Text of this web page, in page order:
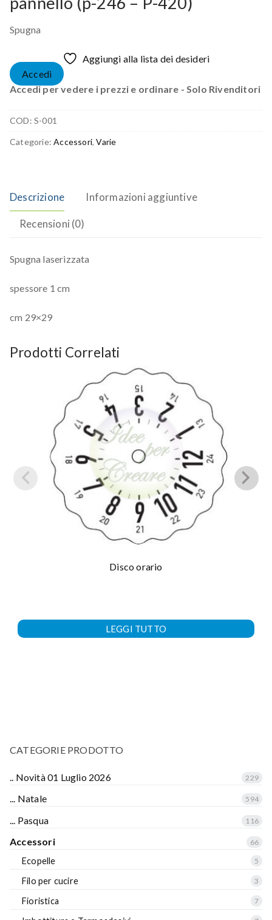
Spugna
Aggiungi alla lista dei desideri
Accedi
Accedi per vedere i prezzi e ordinare - Solo Rivenditori
COD: S-001
Categorie:Accessori,Varie
Descrizione Informazioni aggiuntive
Recensioni (0)
Spugna laserizzata
spessore 1 cm
cm 29×29
Prodotti Correlati
Disco orario
LEGGI TUTTO
CATEGORIE PRODOTTO
.. Novità 01 Luglio 2026 229
... Natale 594
... Pasqua 116
Accessori 66
Ecopelle 5
Filo per cucire 3
Fioristica 7